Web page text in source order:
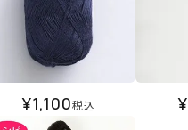
¥1,100税込 ¥